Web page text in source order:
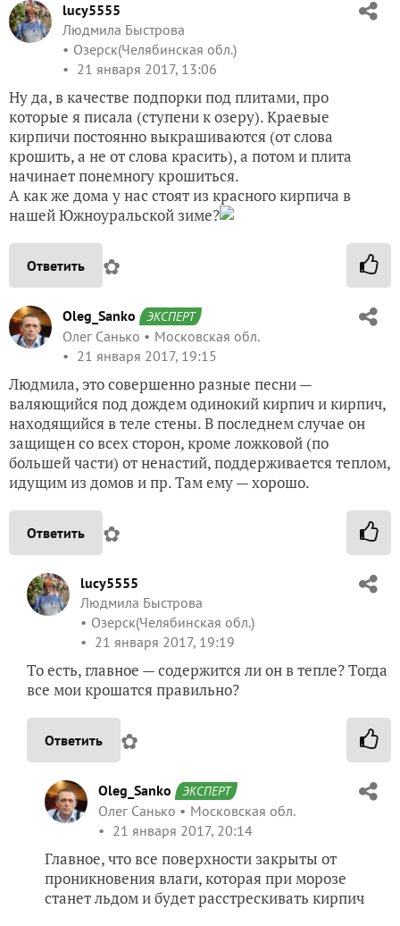
lucy5555
Людмила Быстрова
Озерск(Челябинская обл.)
21 января 2017, 13:06
Ну да, в качестве подпорки под плитами, про
которые я писала (ступени к озеру). Краевые
кирпичи постоянно выкрашиваются (от слова
крошить, а не от слова красить), а потом и плита
начинает понемногу крошиться.
А как же дома у нас стоят из красного кирпича в
нашей Южноуральской зиме?
Ответить ✿
Oleg_Sanko ЭКСПЕРТ
Олег Санько
Московская обл.
21 января 2017, 19:15
Людмила, это совершенно разные песни —
валяющийся под дождем одинокий кирпич и кирпич,
находящийся в теле стены. В последнем случае он
защищен со всех сторон, кроме ложковой (по
большей части) от ненастий, поддерживается теплом,
идущим из домов и пр. Там ему — хорошо.
Ответить ✿
lucy5555
Людмила Быстрова
Озерск(Челябинская обл.)
21 января 2017, 19:19
То есть, главное — содержится ли он в тепле? Тогда
все мои крошатся правильно?
Ответить ✿
Oleg_Sanko ЭКСПЕРТ
Олег Санько
Московская обл.
21 января 2017, 20:14
Главное, что все поверхности закрыты от
проникновения влаги, которая при морозе
станет льдом и будет расстрескивать кирпич